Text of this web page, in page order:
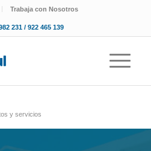
Trabaja con Nosotros
231 / 922 465 139
y servicios